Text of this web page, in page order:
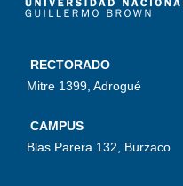
RECTORADO
Mitre 1399, Adrogué
CAMPUS
Blas Parera 132, Burzaco